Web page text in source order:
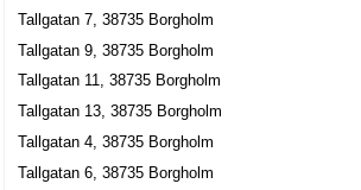
Tallgatan 7, 38735 Borgholm
Tallgatan 9, 38735 Borgholm
Tallgatan 11, 38735 Borgholm
Tallgatan 13, 38735 Borgholm
Tallgatan 4, 38735 Borgholm
Tallgatan 6, 38735 Borgholm